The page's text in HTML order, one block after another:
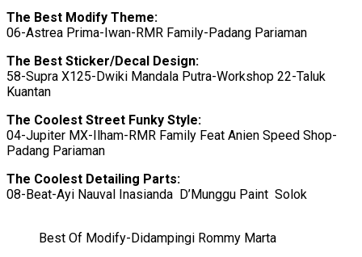
The Best Modify Theme:
06-Astrea Prima-Iwan-RMR Family-Padang Pariaman
The Best Sticker/Decal Design:
58-Supra X125-Dwiki Mandala Putra-Workshop 22-Taluk
Kuantan
The Coolest Street Funky Style:
04-Jupiter MX-Ilham-RMR Family Feat Anien Speed Shop-
Padang Pariaman
The Coolest Detailing Parts:
08-Beat-Ayi Nauval Inasianda D’Munggu Paint Solok
Best Of Modify-Didampingi Rommy Marta